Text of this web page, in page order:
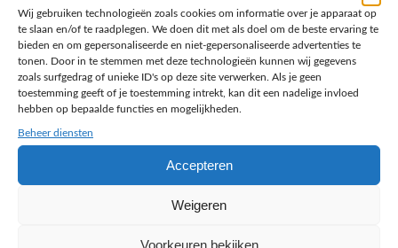
Wij gebruiken technologieën zoals cookies om informatie over je apparaat op
te slaan en/of te raadplegen. We doen dit met als doel om de beste ervaring te
bieden en om gepersonaliseerde en niet-gepersonaliseerde advertenties te
tonen. Door in te stemmen met deze technologieën kunnen wij gegevens
zoals surfgedrag of unieke ID's op deze site verwerken. Als je geen
toestemming geeft of je toestemming intrekt, kan dit een nadelige invloed
hebben op bepaalde functies en mogelijkheden.
Beheer diensten
Accepteren
Weigeren
Voorkeuren bekijken
advies, snelle reactie en eerlijk over wat wel en
niet de moeite waard is.
Jacy Toetenel, eigenaar Melange Design, Zoetermeer
Plan je gratis strategiegesprek